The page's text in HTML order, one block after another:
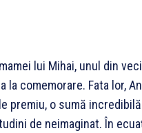
lui Mihai, unul din
comemorare. Fata lor,
premiu, o sumă
de neimaginat. În